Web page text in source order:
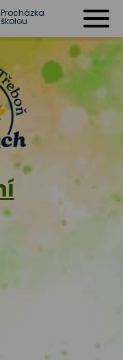
Procházka
školou